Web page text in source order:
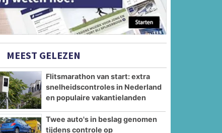
MEEST GELEZEN
Flitsmarathon van start: extra
snelheidscontroles in Nederland
en populaire vakantielanden
Twee auto's in beslag genomen
tijdens controle op